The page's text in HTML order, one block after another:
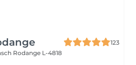
123
Rodange L-4818